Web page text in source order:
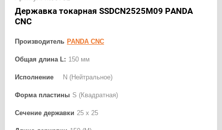
Державка токарная SSDCN2525M09 PANDA
CNC
Производитель PANDA CNC
Общая длина L: 150 мм
Исполнение N (Нейтральное)
Форма пластины S (Квадратная)
Сечение державки 25 x 25